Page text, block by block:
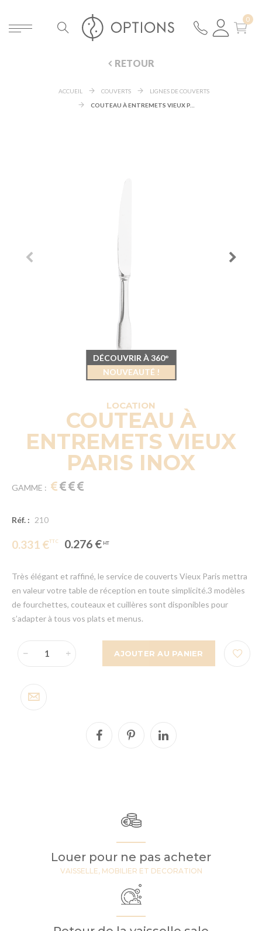
RETOUR
ACCUEIL COUVERTS
LIGNES DE COUVERTS
LOCATION
COUTEAU À
ENTREMETS VIEUX
PARIS INOX
GAMME :
Réf. : 210
0.331 € 0.276 €
Très élégant et raffiné, le service de couverts Vieux Paris mettra
en valeur votre table de réception en toute simplicité.3 modèles
de fourchettes, couteaux et cuillères sont disponibles pour
s’adapter à tous vos plats et menus.
AJOUTER AU PANIER
DÉCOUVRIR À 360°
NOUVEAUTÉ !
Louer pour ne pas acheter
VAISSELLE, MOBILIER ET DECORATION